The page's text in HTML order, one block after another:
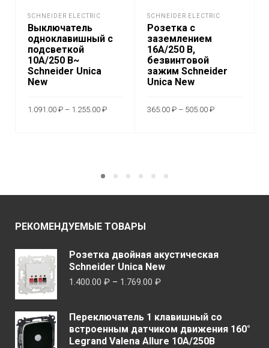
SCHNEIDER ELECTRIC
Выключатель
одноклавишный с
подсветкой
10А/250 В~
Schneider Unica
New
1.091.00 ₽ – 1.255.00 ₽
несколько
выбрать
на
странице
товара.
SCHNEIDER ELECTRIC
Розетка с
заземлением
16A/250 В,
безвинтовой
зажим Schneider
Unica New
365.00 ₽ – 505.00 ₽
РЕКОМЕНДУЕМЫЕ ТОВАРЫ
Розетка двойная акустическая
Schneider Unica New
1.400.00 ₽ – 1.769.00 ₽Диапазон
–
1.769.00 ₽
Переключатель 1 клавишный со
встроенным датчиком движения 160°
Legrand Valena Allure 10А/250В